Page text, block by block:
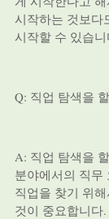
시작하는 것보다
시작할 수 있습니
Q: 직업 탐색을
A: 직업 탐색을
분야에서의 직무
직업을 찾기 위
것이 중요합니다.